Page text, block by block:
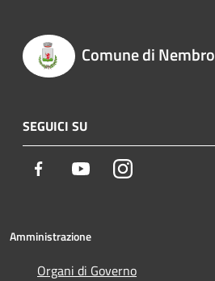
Comune di Nembro
SEGUICI SU
Facebook YoutubeInstagram
Amministrazione
Organi di Governo